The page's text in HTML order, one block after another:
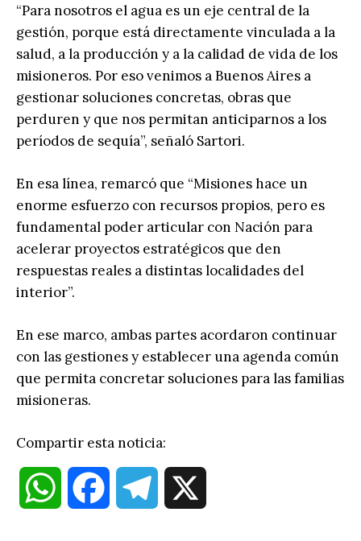
“Para nosotros el agua es un eje central de la
gestión, porque está directamente vinculada a la
salud, a la producción y a la calidad de vida de los
misioneros. Por eso venimos a Buenos Aires a
gestionar soluciones concretas, obras que
perduren y que nos permitan anticiparnos a los
períodos de sequía”, señaló Sartori.
En esa línea, remarcó que “Misiones hace un
enorme esfuerzo con recursos propios, pero es
fundamental poder articular con Nación para
acelerar proyectos estratégicos que den
respuestas reales a distintas localidades del
interior”.
En ese marco, ambas partes acordaron continuar
con las gestiones y establecer una agenda común
que permita concretar soluciones para las familias
misioneras.
Compartir esta noticia:
W